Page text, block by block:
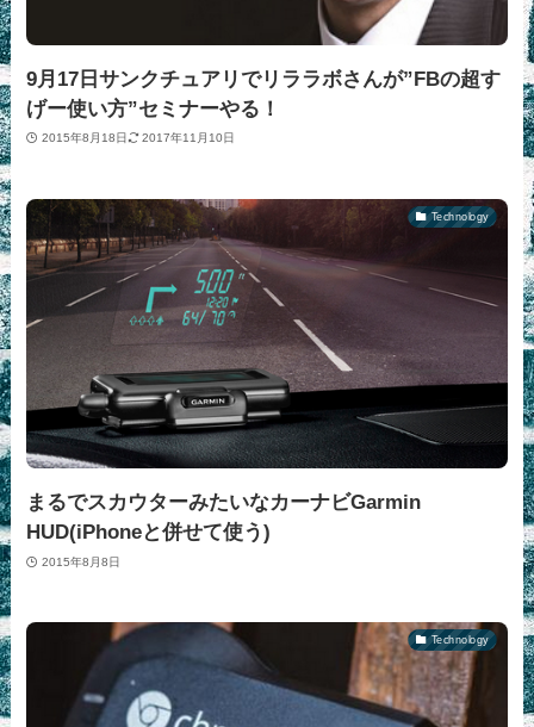
9月17日サンクチュアリでリララボさんが”FBの超す
げー使い方”セミナーやる！
2015年8月18日 2017年11月10日
Technology
まるでスカウターみたいなカーナビGarmin
HUD(iPhoneと併せて使う)
2015年8月8日
Technology